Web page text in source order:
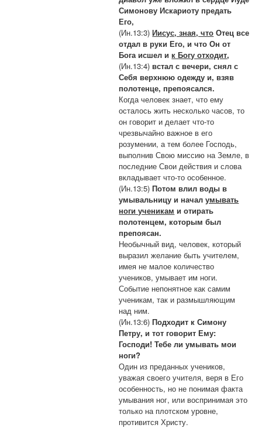
Симонову Искариоту предать
Его,
(Ин.13:3)Иисус, зная, что Отец все
отдал в руки Его, и что Он от
Бога исшел и к Богу отходит,
(Ин.13:4) встал с вечери, снял с
Себя верхнюю одежду и, взяв
полотенце, препоясался.
Когда человек знает, что ему
осталось жить несколько часов, то
он говорит и делает что-то
чрезвычайно важное в его
розумении, а тем более Господь,
выполнив Свою миссию на Земле, в
последние Свои действия и слова
вкладывает что-то особенное.
(Ин.13:5)Потом влил воды в
умывальницу и началумывать
ноги ученикам и отирать
полотенцем, которым был
препоясан.
Необычный вид, человек, который
выразил желание быть учителем,
имея не малое количество
учеников, умывает им ноги.
Событие непонятное как самим
ученикам, так и размышляющим
над ним.
(Ин.13:6)Подходит к Симону
Петру, и тот говорит Ему:
Господи! Тебе ли умывать мои
ноги?
Один из преданных учеников,
уважая своего учителя, веря в Его
особенность, но не понимая факта
умывания ног, или воспринимая это
только на плотском уровне,
противится Христу.